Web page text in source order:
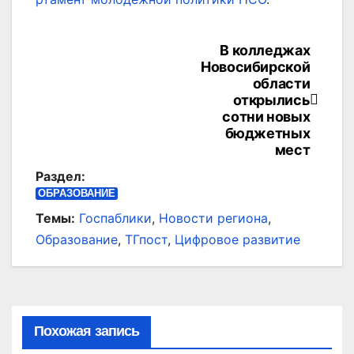
В колледжах
Новосибирской
области
открылись
сотни новых
бюджетных
мест
Раздел:
ОБРАЗОВАНИЕ
Темы: Госпаблики, Новости региона,
Образование, ТГпост, Цифровое развитие
Похожая запись